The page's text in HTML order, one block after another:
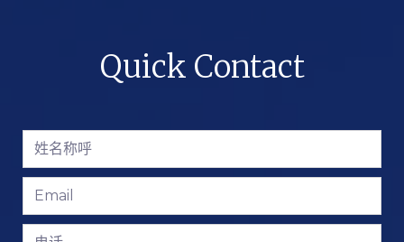
Quick Contact